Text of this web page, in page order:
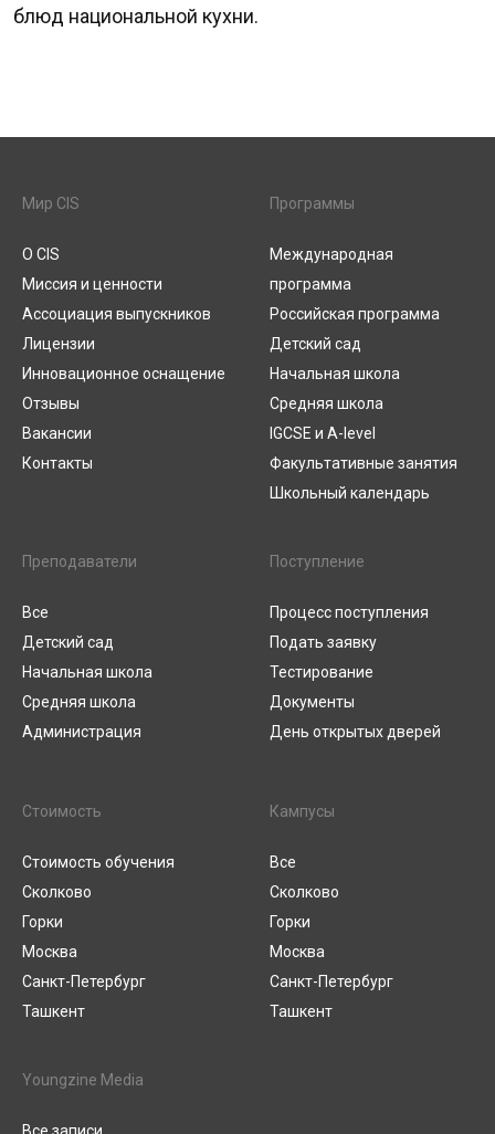
блюд национальной кухни.
Мир CIS
О CIS
Миссия и ценности
Ассоциация выпускников
Лицензии
Инновационное оснащение
Отзывы
Вакансии
Контакты
Программы
Международная
программа
Российская программа
Детский сад
Начальная школа
Средняя школа
IGCSE и A-level
Факультативные занятия
Школьный календарь
Преподаватели
Все
Детский сад
Начальная школа
Средняя школа
Администрация
Поступление
Процесс поступления
Подать заявку
Тестирование
Документы
День открытых дверей
Стоимость
Стоимость обучения
Сколково
Горки
Москва
Санкт-Петербург
Ташкент
Кампусы
Все
Сколково
Горки
Москва
Санкт-Петербург
Ташкент
Youngzine Media